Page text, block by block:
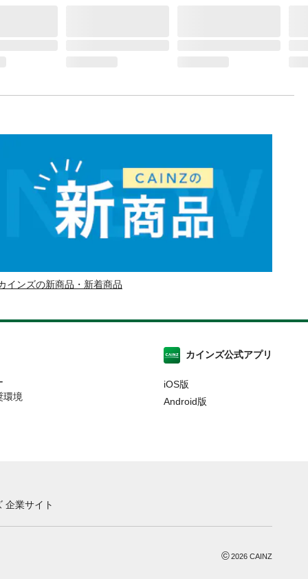
インズの新商品・新着商品
環境
カインズ公式アプリ
iOS版
Android版
企業サイト
©2026 CAINZ